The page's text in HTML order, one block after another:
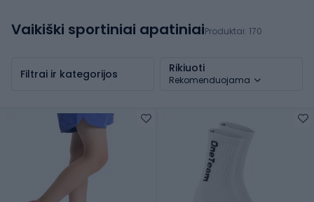
Vaikiški sportiniai apatiniaiProduktai: 170
Filtrai ir kategorijos Rikiuoti
Rekomenduojama